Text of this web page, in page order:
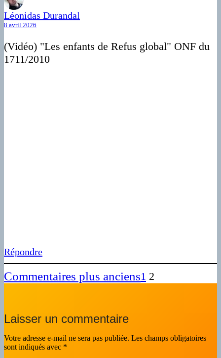
Léonidas Durandal
8 avril 2026
(Vidéo) "Les enfants de Refus global" ONF du
1711/2010
Répondre
Commentaires plus anciens1 2
Laisser un commentaire
Votre adresse e-mail ne sera pas publiée. Les champs obligatoires
sont indiqués avec *